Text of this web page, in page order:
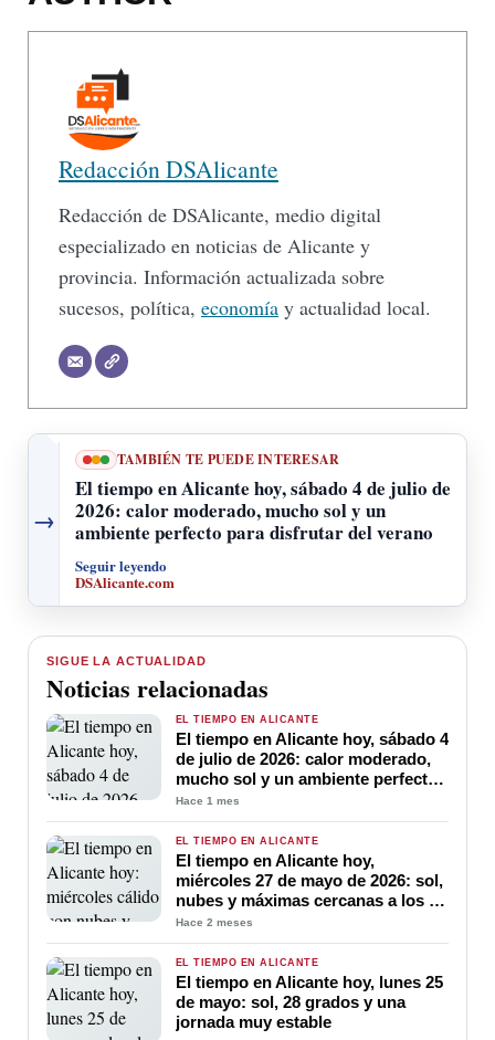
Redacción DSAlicante
Redacción de DSAlicante, medio digital
especializado en noticias de Alicante y
provincia. Información actualizada sobre
sucesos, política, economía y actualidad local.
→
TAMBIÉN TE PUEDE INTERESAR
El tiempo en Alicante hoy, sábado 4 de julio de
2026: calor moderado, mucho sol y un
ambiente perfecto para disfrutar del verano
Seguir leyendo
DSAlicante.com
SIGUE LA ACTUALIDAD
Noticias relacionadas
EL TIEMPO EN ALICANTE
El tiempo en Alicante hoy, sábado 4
de julio de 2026: calor moderado,
mucho sol y un ambiente perfecto
para disfrutar del verano
Hace 1 mes
EL TIEMPO EN ALICANTE
El tiempo en Alicante hoy,
miércoles 27 de mayo de 2026: sol,
nubes y máximas cercanas a los 28
ºC
Hace 2 meses
EL TIEMPO EN ALICANTE
El tiempo en Alicante hoy, lunes 25
de mayo: sol, 28 grados y una
jornada muy estable